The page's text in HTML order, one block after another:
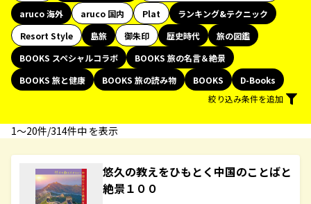
aruco 海外
aruco 国内 Plat
ランキング&テクニック
Resort Style
島旅 御朱印 歴史時代
旅の図鑑
BOOKS スペシャルコラボ
BOOKS 旅の名言＆絶景
BOOKS 旅と健康
BOOKS 旅の読み物 BOOKS
D-Books
絞り込み条件を追加
1〜20件/314件中 を表示
悠久の教えをひもとく中国のことばと
絶景１００